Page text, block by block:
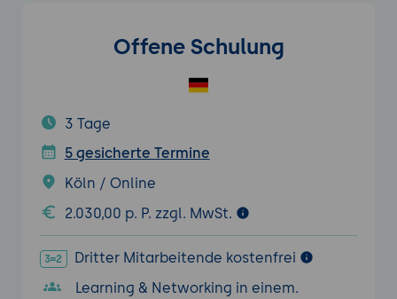
Offene Schulung
3 Tage
5 gesicherte Termine
Köln / Online
2.030,00 p. P. zzgl. MwSt.
Dritter Mitarbeitende kostenfrei
Learning & Networking in einem.